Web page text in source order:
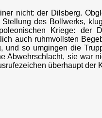
nicht: der Dilsberg.
des Bollwerks,
Kriege: der
auch ruhmvollsten
und so umgingen die
Abwehrschlacht, sie war
überhaupt der